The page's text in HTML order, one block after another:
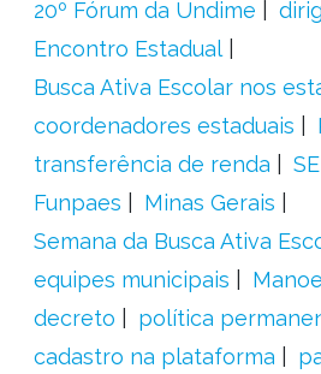
20º Fórum da Undime
Encontro Estadual
Busca Ativa Escolar nos
coordenadores estaduais
transferência de renda
Funpaes
Minas Gerais
Semana da Busca Ativa
equipes municipais
decreto
política
cadastro na plataforma